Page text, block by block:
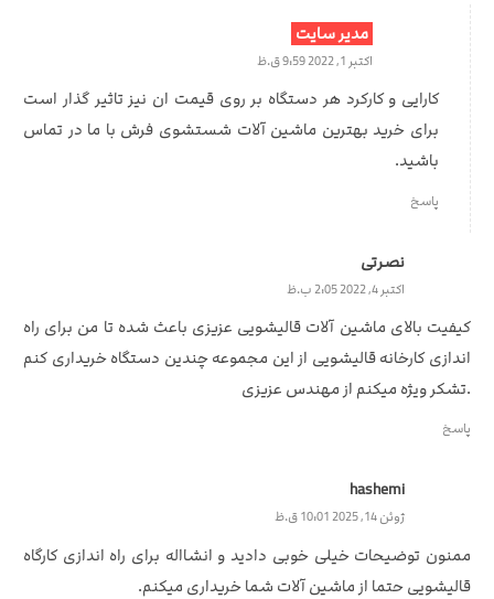
مدیر سایت
اکتبر 1, 2022 9:59 ق.ظ
کارایی و کارکرد هر دستگاه بر روی قیمت ان نیز تاثیر گذار است
برای خرید بهترین ماشین آلات شستشوی فرش با ما در تماس
باشید.
پاسخ
نصرتی
اکتبر 4, 2022 2:05 ب.ظ
کیفیت بالای ماشین آلات قالیشویی عزیزی باعث شده تا من برای راه
اندازی کارخانه قالیشویی از این مجموعه چندین دستگاه خریداری کنم
.تشکر ویژه میکنم از مهندس عزیزی
پاسخ
hashemi
ژوئن 14, 2025 10:01 ق.ظ
ممنون توضیحات خیلی خوبی دادید و انشااله برای راه اندازی کارگاه
قالیشویی حتما از ماشین آلات شما خریداری میکنم.